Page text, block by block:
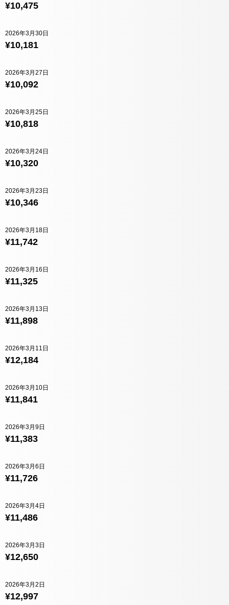
¥10,475
¥10,181
2026年3月30日
¥10,092
2026年3月27日
¥10,818
2026年3月25日
¥10,320
2026年3月24日
¥10,346
2026年3月23日
¥11,742
2026年3月18日
¥11,325
2026年3月16日
¥11,898
2026年3月13日
¥12,184
2026年3月11日
¥11,841
2026年3月10日
¥11,383
2026年3月9日
¥11,726
2026年3月6日
¥11,486
2026年3月4日
¥12,650
2026年3月3日
¥12,997
2026年3月2日